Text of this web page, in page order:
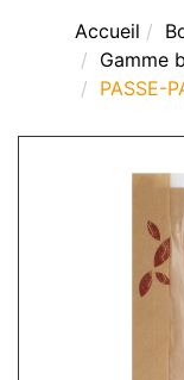
Accueil
Gamme
PASSE-